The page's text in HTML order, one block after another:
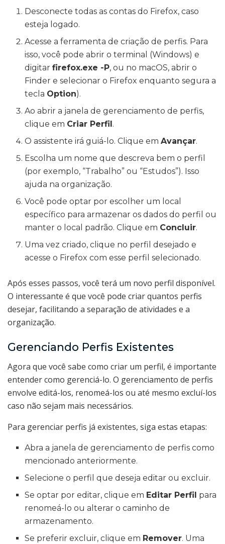
Desconecte todas as contas do Firefox, caso
esteja logado.
Acesse a ferramenta de criação de perfis. Para
isso, você pode abrir o terminal (Windows) e
digitarfirefox.exe -P, ou no macOS, abrir o
Finder e selecionar o Firefox enquanto segura a
tecla Option).
Ao abrir a janela de gerenciamento de perfis,
clique em Criar Perfil.
O assistente irá guiá-lo. Clique emAvançar.
Escolha um nome que descreva bem o perfil
(por exemplo, “Trabalho” ou “Estudos”). Isso
ajuda na organização.
Você pode optar por escolher um local
específico para armazenar os dados do perfil ou
manter o local padrão. Clique em Concluir.
Uma vez criado, clique no perfil desejado e
acesse o Firefox com esse perfil selecionado.
Após esses passos, você terá um novo perfil disponível.
O interessante é que você pode criar quantos perfis
desejar, facilitando a separação de atividades e a
organização.
Gerenciando Perfis Existentes
Agora que você sabe como criar um perfil, é importante
entender como gerenciá-lo. O gerenciamento de perfis
envolve editá-los, renomeá-los ou até mesmo excluí-los
caso não sejam mais necessários.
Para gerenciar perfis já existentes, siga estas etapas:
Abra a janela de gerenciamento de perfis como
mencionado anteriormente.
Selecione o perfil que deseja editar ou excluir.
Se optar por editar, clique em Editar Perfil para
renomeá-lo ou alterar o caminho de
armazenamento.
Se preferir excluir, clique em Remover. Uma